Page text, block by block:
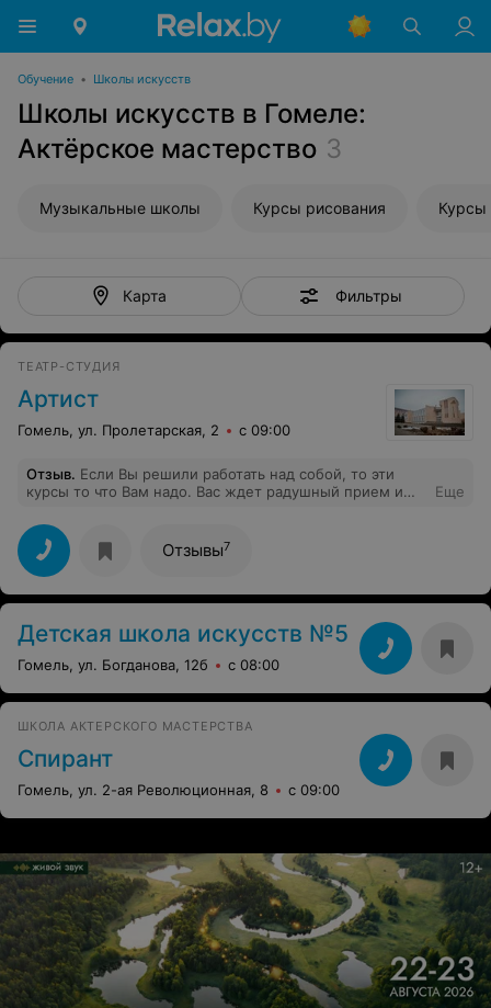
Обучение • Школы искусств
Школы искусств в Гомеле:
Актёрское мастерство 3
Музыкальные школы Курсы рисования Курсы
Карта Фильтры
ТЕАТР-СТУДИЯ
Артист
Гомель, ул. Пролетарская, 2 с 09:00
Отзыв. Если Вы решили работать над собой, то эти
курсы то что Вам надо. Вас ждет радушный прием и
раскрыть ваш еще спящий талант. Здесь можно найти
много нового и интересного.
Еще
Отзывы7
Детская школа искусств №5
Гомель, ул. Богданова, 12б с 08:00
ШКОЛА АКТЕРСКОГО МАСТЕРСТВА
Спирант
Гомель, ул. 2-ая Революционная, 8 с 09:00